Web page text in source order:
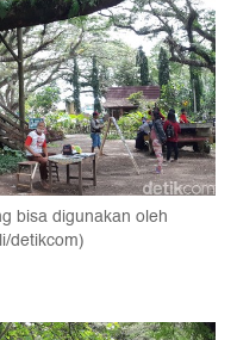
bisa digunakan oleh
detikcom)